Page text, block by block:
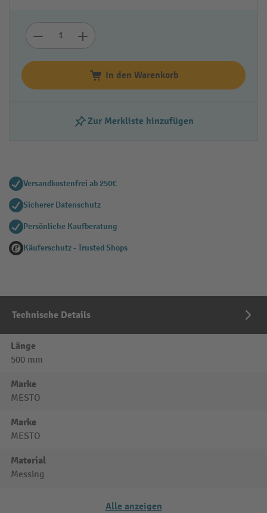
In den Warenkorb
Zur Merkliste hinzufügen
Versandkostenfrei ab 250€
Sicherer Datenschutz
Persönliche Kaufberatung
Käuferschutz - Trusted Shops
Technische Details
Länge
500 mm
Marke
MESTO
Marke
MESTO
Material
Messing
Alle anzeigen